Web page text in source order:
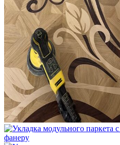
Укладка модульного
латунью
3 500 ₽